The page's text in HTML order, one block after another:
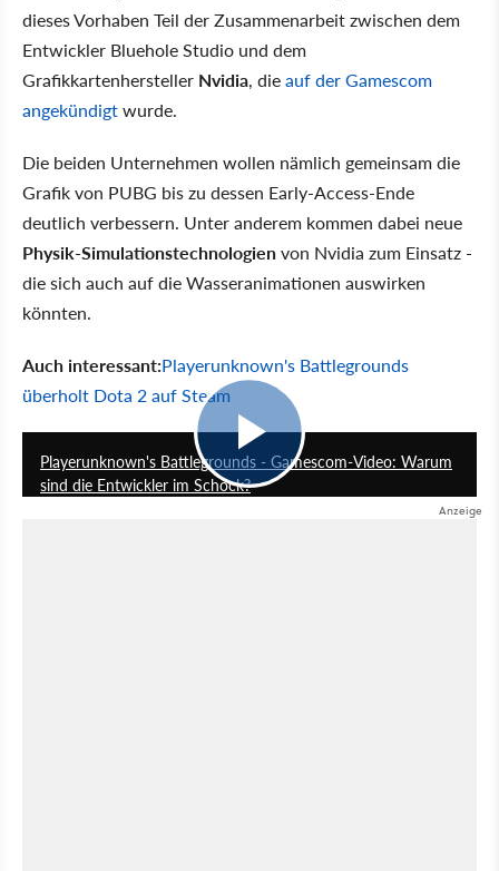
dieses Vorhaben Teil der Zusammenarbeit zwischen dem
Entwickler Bluehole Studio und dem
Grafikkartenhersteller Nvidia, dieauf der Gamescom
angekündigtwurde.
Die beiden Unternehmen wollen nämlich gemeinsam die
Grafik von PUBG bis zu dessen Early-Access-Ende
deutlich verbessern. Unter anderem kommen dabei neue
Physik-Simulationstechnologienvon Nvidia zum Einsatz -
die sich auch auf die Wasseranimationen auswirken
könnten.
Auch interessant:Playerunknown's Battlegrounds
überholt Dota 2 auf Steam
Playerunknown's Battlegrounds - Gamescom-Video: Warum
sind die Entwickler im Schock?